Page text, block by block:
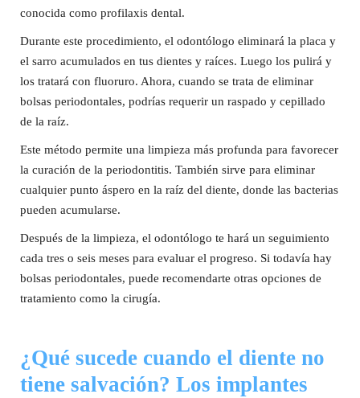
conocida como profilaxis dental.
Durante este procedimiento, el odontólogo eliminará la placa y
el sarro acumulados en tus dientes y raíces. Luego los pulirá y
los tratará con fluoruro. Ahora, cuando se trata de eliminar
bolsas periodontales, podrías requerir un raspado y cepillado
de la raíz.
Este método permite una limpieza más profunda para favorecer
la curación de la periodontitis. También sirve para eliminar
cualquier punto áspero en la raíz del diente, donde las bacterias
pueden acumularse.
Después de la limpieza, el odontólogo te hará un seguimiento
cada tres o seis meses para evaluar el progreso. Si todavía hay
bolsas periodontales, puede recomendarte otras opciones de
tratamiento como la cirugía.
¿Qué sucede cuando el diente no
tiene salvación? Los implantes